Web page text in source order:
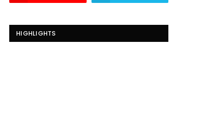
HIGHLIGHTS